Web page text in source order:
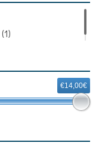
(1)
€14,00€